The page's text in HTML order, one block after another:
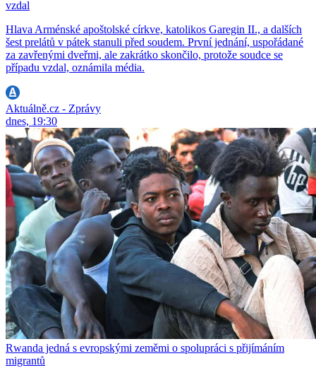
vzdal
Hlava Arménské apoštolské církve, katolikos Garegin II., a dalších
šest prelátů v pátek stanuli před soudem. První jednání, uspořádané
za zavřenými dveřmi, ale zakrátko skončilo, protože soudce se
případu vzdal, oznámila média.
Aktuálně.cz - Zprávy
dnes, 19:30
Rwanda jedná s evropskými zeměmi o spolupráci s přijímáním
migrantů